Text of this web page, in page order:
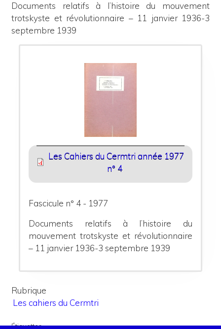
Documents relatifs à l’histoire du mouvement
trotskyste et révolutionnaire – 11 janvier 1936-3
septembre 1939
Les Cahiers du Cermtri année 1977
n° 4
Fascicule n° 4 - 1977
Documents relatifs à l’histoire du
mouvement trotskyste et révolutionnaire
– 11 janvier 1936-3 septembre 1939
Rubrique
Les cahiers du Cermtri
Étiquettes